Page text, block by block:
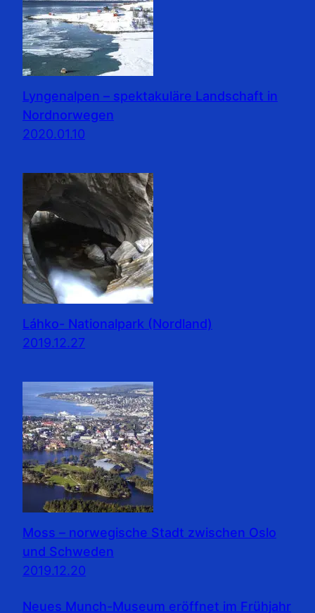
Lyngenalpen – spektakuläre Landschaft in
Nordnorwegen
2020.01.10
Láhko- Nationalpark (Nordland)
2019.12.27
Moss – norwegische Stadt zwischen Oslo
und Schweden
2019.12.20
Neues Munch-Museum eröffnet im Frühjahr